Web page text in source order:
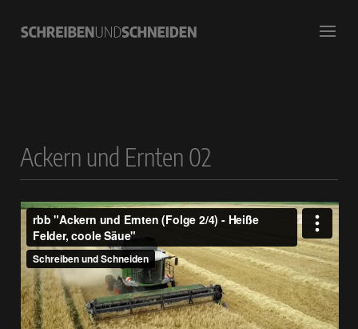
Ackern und Ernten 02